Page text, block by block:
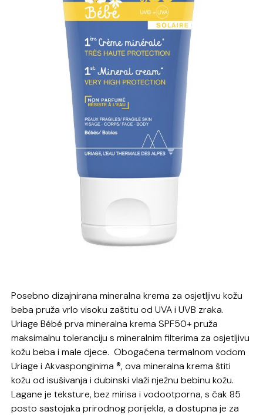
Posebno dizajnirana mineralna krema za osjetljivu kožu
beba pruža vrlo visoku zaštitu od UVA i UVB zraka.
Uriage Bébé prva mineralna krema SPF50+ pruža
maksimalnu toleranciju s mineralnim filterima za osjetljivu
kožu beba i male djece. Obogaćena termalnom vodom
Uriage i Akvasponginima ®, ova mineralna krema štiti
kožu od isušivanja i dubinski vlaži nježnu bebinu kožu.
Lagane je teksture, bez mirisa i vodootporna, s čak 85
posto sastojaka prirodnog porijekla, a dostupna je za